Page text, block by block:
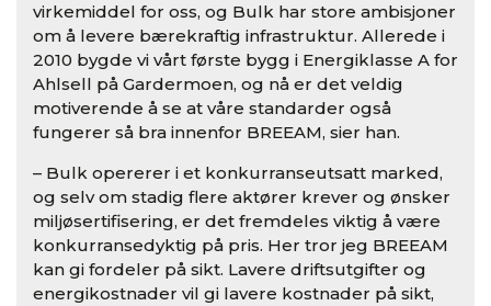
virkemiddel for oss, og Bulk har store ambisjoner
om å levere bærekraftig infrastruktur. Allerede i
2010 bygde vi vårt første bygg i Energiklasse A for
Ahlsell på Gardermoen, og nå er det veldig
motiverende å se at våre standarder også
fungerer så bra innenfor BREEAM, sier han.
– Bulk opererer i et konkurranseutsatt marked,
og selv om stadig flere aktører krever og ønsker
miljøsertifisering, er det fremdeles viktig å være
konkurransedyktig på pris. Her tror jeg BREEAM
kan gi fordeler på sikt. Lavere driftsutgifter og
energikostnader vil gi lavere kostnader på sikt,